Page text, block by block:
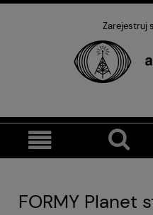
Zarejestruj
FORMY Planet